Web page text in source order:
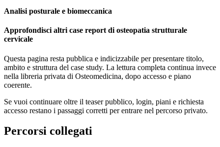
Analisi posturale e biomeccanica
Approfondisci altri case report di osteopatia strutturale
cervicale
Questa pagina resta pubblica e indicizzabile per presentare titolo,
ambito e struttura del case study. La lettura completa continua invece
nella libreria privata di Osteomedicina, dopo accesso e piano
coerente.
Se vuoi continuare oltre il teaser pubblico, login, piani e richiesta
accesso restano i passaggi corretti per entrare nel percorso privato.
Percorsi collegati